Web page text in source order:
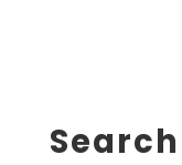
Search